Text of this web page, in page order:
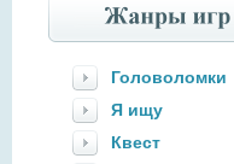
Головоломки
Я ищу
Квест